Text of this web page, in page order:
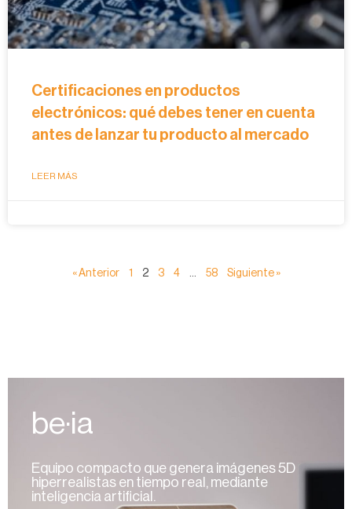
Certificaciones en productos
electrónicos: qué debes tener en cuenta
antes de lanzar tu producto al mercado
LEER MÁS
« Anterior 1 2 3 4 … 58 Siguiente »
be·ia
Equipo compacto que genera imágenes 5D
hiperrealistas en tiempo real, mediante
inteligencia artificial.